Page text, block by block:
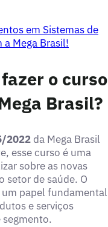
em Sistemas de
a Mega Brasil!
o curso
Brasil?
2022 da Mega Brasil
esse curso é uma
sobre as novas
setor de saúde. O
um papel fundamental
e serviços
segmento.